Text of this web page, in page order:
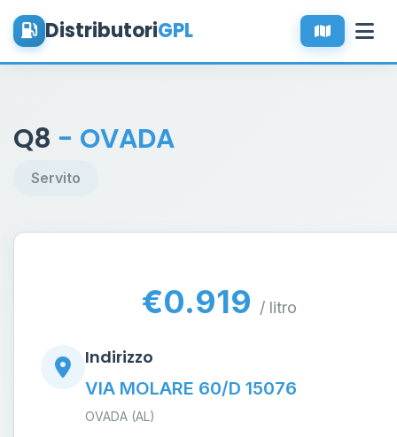
DistributoriGPL
Q8 - OVADA
Servito
€0.919 / litro
Indirizzo
VIA MOLARE 60/D 15076
OVADA (AL)